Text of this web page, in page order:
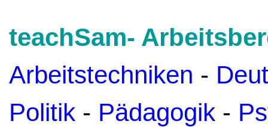
teachSam-
Arbeitstechniken -
Politik - Pädagogik -